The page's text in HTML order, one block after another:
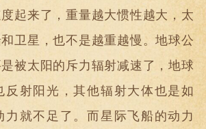
起来了，重量越大惯性越大，太
卫星，也不是越重越慢。地球公
被太阳的斥力辐射减速了，地球
反射阳光，其他辐射大体也是如
力就不足了。而星际飞船的动力